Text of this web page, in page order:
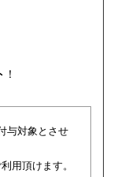
！
与対象とさせ
用頂けます。